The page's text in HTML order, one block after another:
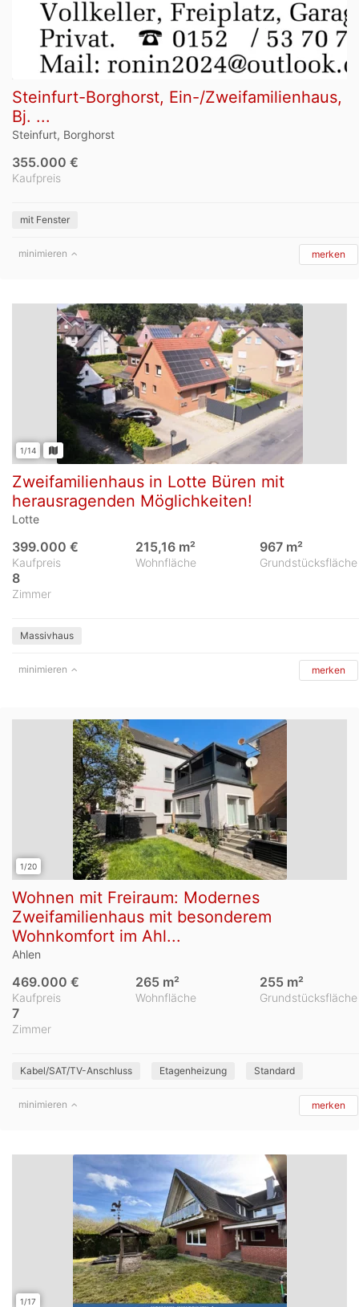
Steinfurt-Borghorst, Ein-/Zweifamilienhaus,
Bj. ...
Steinfurt, Borghorst
Kaufpreis
355.000 €
mit Fenster
minimieren merken
1/14
Zweifamilienhaus in Lotte Büren mit
herausragenden Möglichkeiten!
Lotte
Kaufpreis
399.000 €
Wohnfläche
215,16 m²
Grundstücksfläche
967 m²
Zimmer
8
Massivhaus
minimieren merken
1/20
Wohnen mit Freiraum: Modernes
Zweifamilienhaus mit besonderem
Wohnkomfort im Ahl...
Ahlen
Kaufpreis
469.000 €
Wohnfläche
265 m²
Grundstücksfläche
255 m²
Zimmer
7
Kabel/SAT/TV-Anschluss Etagenheizung Standard
minimieren merken
1/17